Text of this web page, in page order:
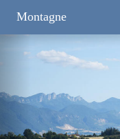
Montagne